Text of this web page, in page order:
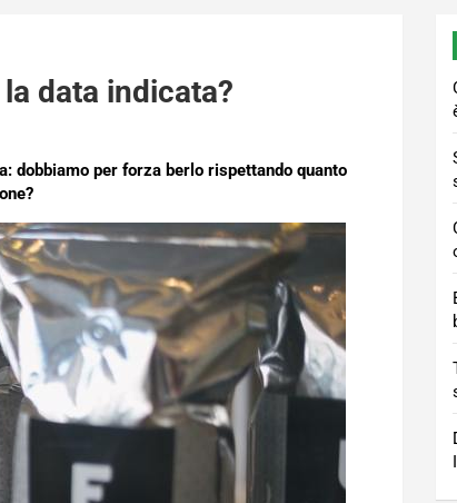
data indicata?
dobbiamo per forza berlo rispettando quanto